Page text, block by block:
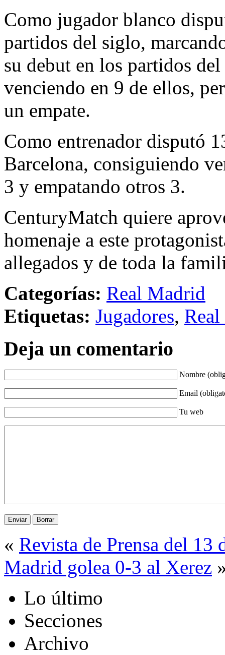
Como jugador blanco
partidos del siglo,
su debut en los partidos
venciendo en 9 de ellos,
un empate.
Como entrenador disputó
Barcelona, consiguiendo
3 y empatando otros 3.
CenturyMatch quiere
homenaje a este
allegados y de toda la
Categorías: Real Madrid
Etiquetas: Jugadores,
Deja un comentario
Nombre
Email
Tu web
« Revista de Prensa del 13
Madrid golea 0-3 al Xerez
Lo último
Secciones
Archivo